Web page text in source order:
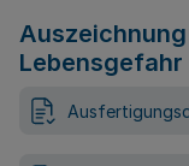
Lebensgefahr